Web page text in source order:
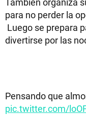
para no perder la
Luego se prepara
divertirse por las
Pensando que
pic.twitter.com/